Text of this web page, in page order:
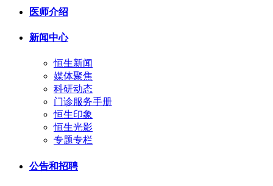
医师介绍
新闻中心
恒生新闻
媒体聚焦
科研动态
门诊服务手册
恒生印象
恒生光影
专题专栏
公告和招聘